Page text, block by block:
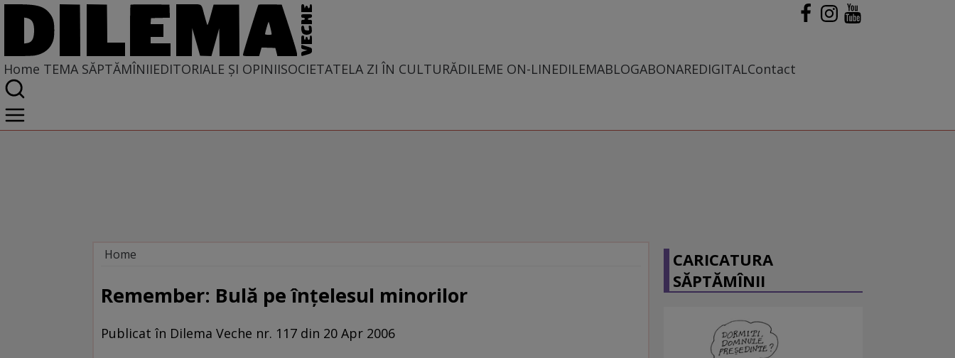
Home TEMA SĂPTĂMÎNIIEDITORIALE ȘI OPINIISOCIETATELA ZI ÎN CULTURĂDILEME ON-LINEDILEMABLOGABONAREDIGITALContact
Home
Remember: Bulă pe înţelesul minorilor
Publicat în Dilema Veche nr. 117 din 20 Apr 2006
CARICATURA
SĂPTĂMÎNII